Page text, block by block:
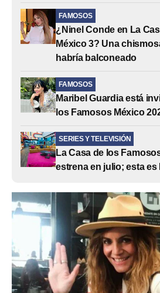
FAMOSOS
¿Ninel Conde en La
México 3? Una
habría balconeado
FAMOSOS
Maribel Guardia está
los Famosos México
SERIES Y TELEVISIÓN
La Casa de los
estrena en julio; esta es